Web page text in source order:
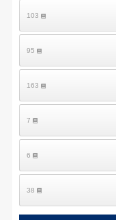
103
95
163
7
6
38